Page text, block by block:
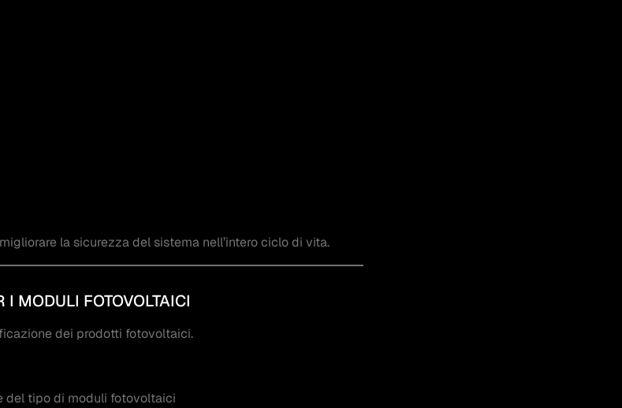
la sicurezza del sistema nell’intero ciclo di vita.
MODULI FOTOVOLTAICI
dei prodotti fotovoltaici.
del tipo di moduli fotovoltaici